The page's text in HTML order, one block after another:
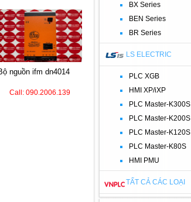
BX Series
BEN Series
BR Series
LS ELECTRIC
PLC XGB
HMI XP/iXP
PLC Master-K300S
PLC Master-K200S
PLC Master-K120S
PLC Master-K80S
HMI PMU
TẤT CẢ CÁC LOẠI
bộ nguồn ifm dn4014
Call: 090.2006.139